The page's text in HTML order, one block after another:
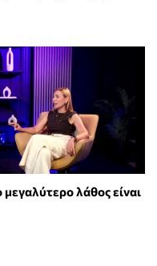
λάθος είναι